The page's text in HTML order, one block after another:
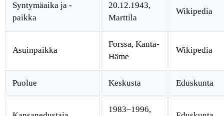
Syntymäaika ja -
paikka
20.12.1943,
Marttila
Wikipedia
Asuinpaikka
Forssa, Kanta-
Häme
Wikipedia
Puolue Keskusta Eduskunta
1983–1996,